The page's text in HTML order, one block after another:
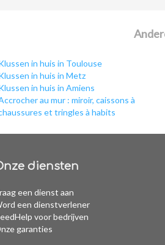
in huis in Toulouse
in huis in Metz
in huis in Amiens
au mur : miroir, caissons à
et tringles à habits
diensten
een dienst aan
een dienstverlener
voor bedrijven
garanties